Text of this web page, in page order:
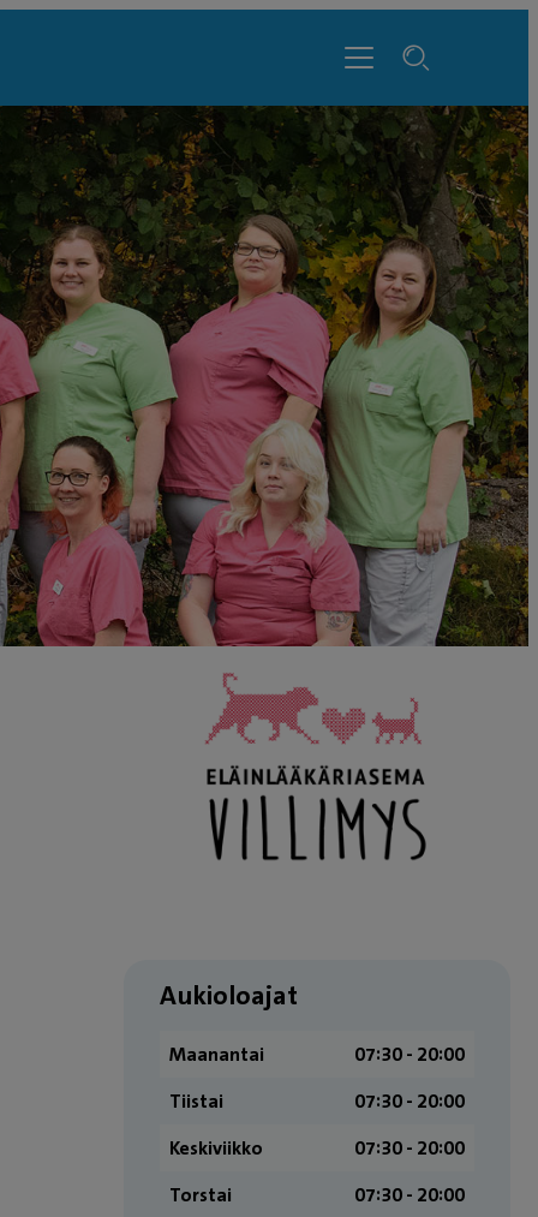
Aukioloajat
Maanantai
07:30 ­- 20:00
Tiistai
07:30 ­- 20:00
Keskiviikko
07:30 ­- 20:00
Torstai
07:30 ­- 20:00